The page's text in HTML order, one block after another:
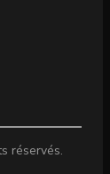
réservés.